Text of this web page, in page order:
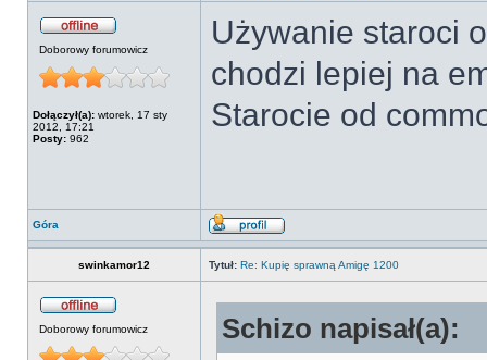
Doborowy forumowicz
Dołączył(a): wtorek, 17 sty
2012, 17:21
Posty: 962
Używanie staroci
chodzi lepiej na
Starocie od
Góra
swinkamor12 Tytuł: Re: Kupię sprawną Amigę 1200
Doborowy forumowicz Schizo napisał(a):